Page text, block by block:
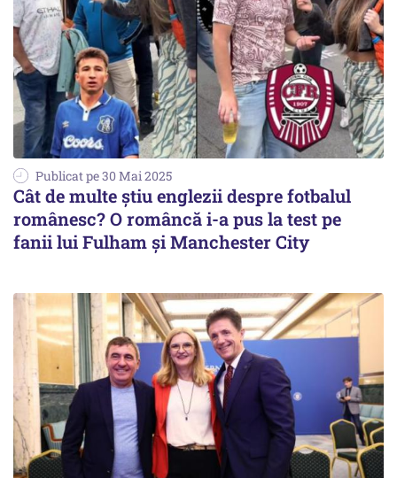
Publicat pe 30 Mai 2025
Cât de multe știu englezii despre fotbalul
românesc? O româncă i-a pus la test pe
fanii lui Fulham și Manchester City